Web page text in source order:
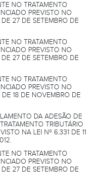
NO TRATAMENTO
PREVISTO NO
27 DE SETEMBRO DE
NO TRATAMENTO
PREVISTO NO
27 DE SETEMBRO DE
NO TRATAMENTO
PREVISTO NO
DE 18 DE NOVEMBRO DE
DA ADESÃO DE
TRIBUTÁRIO
NA LEI Nº 6.331 DE 11
NO TRATAMENTO
PREVISTO NO
27 DE SETEMBRO DE